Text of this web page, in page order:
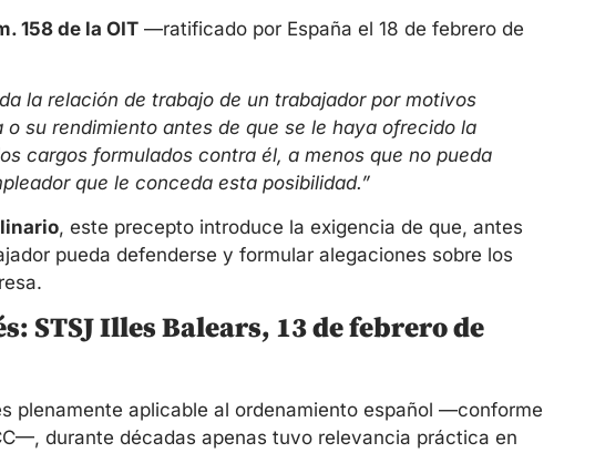
158 de la OIT —ratificado por España el 18 de febrero de
la relación de trabajo de un trabajador por motivos
su rendimiento antes de que se le haya ofrecido la
cargos formulados contra él, a menos que no pueda
que le conceda esta posibilidad.”
, este precepto introduce la exigencia de que, antes
pueda defenderse y formular alegaciones sobre los
STSJ Illes Balears, 13 de febrero de
plenamente aplicable al ordenamiento español —conforme
durante décadas apenas tuvo relevancia práctica en